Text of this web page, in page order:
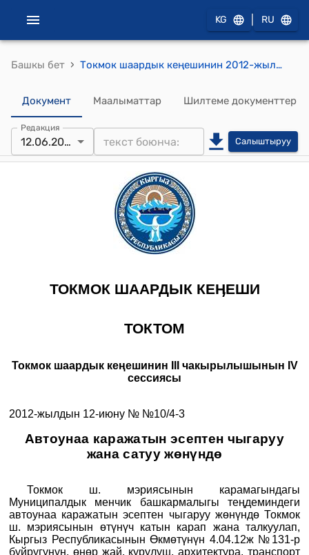
KG RU
Башкы бет › Токмок шаардык кеңешинин 2012-жылдын 12-июнундагы № №10/4-3 "Автоунаа каражатын эсептен чыгаруу жана сатуу жөнүндө" токтому
Документ Маалыматтар Шилтеме документтер
Редакция
12.06.2012 Салыштыруу